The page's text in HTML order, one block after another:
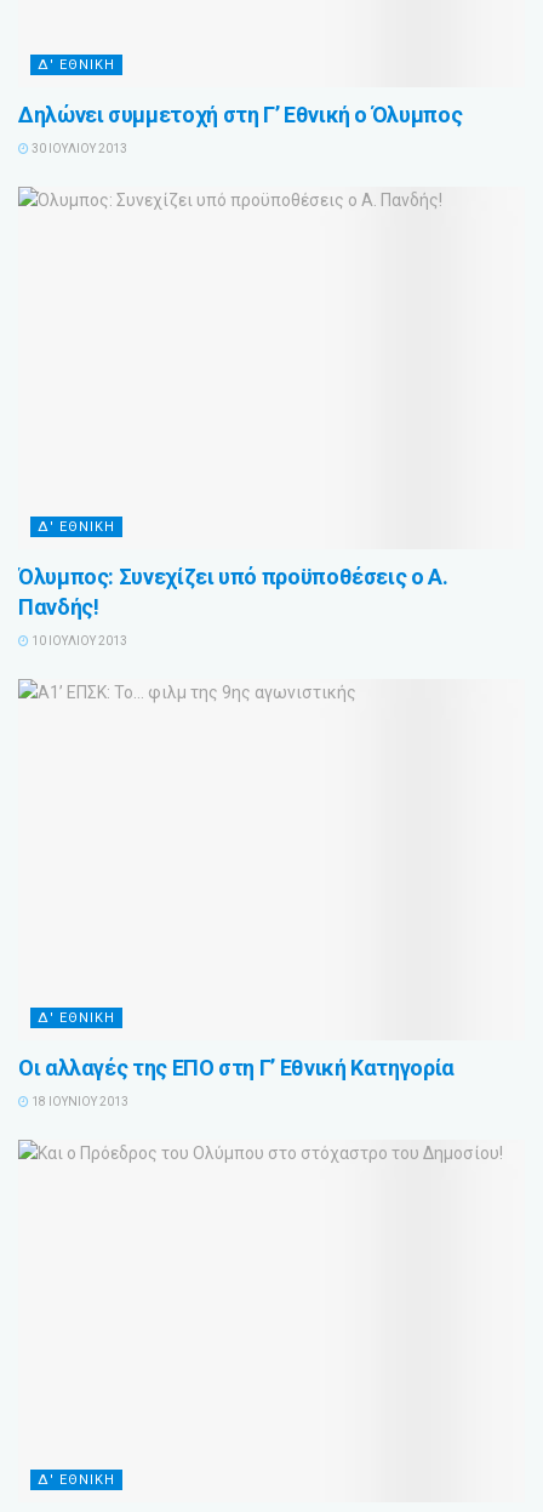
Δ' ΕΘΝΙΚΗ
Δηλώνει συμμετοχή στη Γ’ Εθνική ο Όλυμπος
30 ΙΟΥΛΊΟΥ 2013
Δ' ΕΘΝΙΚΗ
Όλυμπος: Συνεχίζει υπό προϋποθέσεις ο Α.
Πανδής!
10 ΙΟΥΛΊΟΥ 2013
Δ' ΕΘΝΙΚΗ
Οι αλλαγές της ΕΠΟ στη Γ’ Εθνική Κατηγορία
18 ΙΟΥΝΊΟΥ 2013
Δ' ΕΘΝΙΚΗ